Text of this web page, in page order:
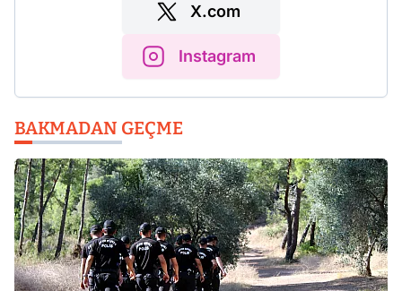
X.com
Instagram
BAKMADAN GEÇME